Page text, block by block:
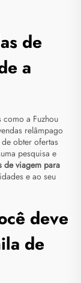
de
a
a Fuzhou
relâmpago
obter ofertas
pesquisa e
de viagem para
e ao seu
deve
de